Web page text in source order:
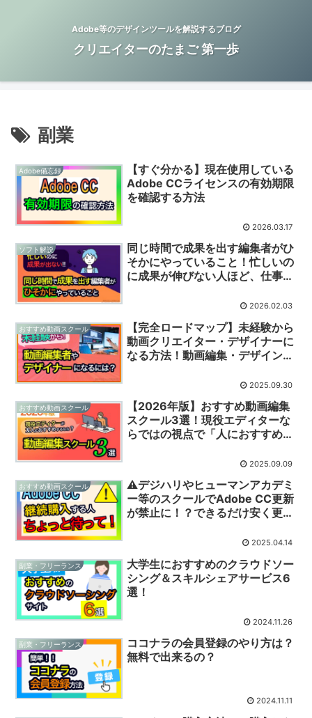
Adobe等のデザインツールを解説するブログ
クリエイターのたまご 第一歩
副業
Adobe備忘録
【すぐ分かる】現在使用している
Adobe CCライセンスの有効期限
を確認する方法
2026.03.17
ソフト解説
同じ時間で成果を出す編集者がひ
そかにやっていること！忙しいの
に成果が伸びない人ほど、仕事を
2026.02.03
おすすめ動画スクール
【完全ロードマップ】未経験から
動画クリエイター・デザイナーに
なる方法！動画編集・デザインの
2025.09.30
おすすめ動画スクール
【2026年版】おすすめ動画編集
スクール3選！現役エディターな
らではの視点で「人におすすめす
2025.09.09
おすすめ動画スクール
⚠デジハリやヒューマンアカデミ
ー等のスクールでAdobe CC更新
が禁止に！？できるだけ安く更新
2025.04.14
副業・フリーランス
大学生におすすめのクラウドソー
シング＆スキルシェアサービス6
選！
2024.11.26
副業・フリーランス
ココナラの会員登録のやり方は？
無料で出来るの？
2024.11.11